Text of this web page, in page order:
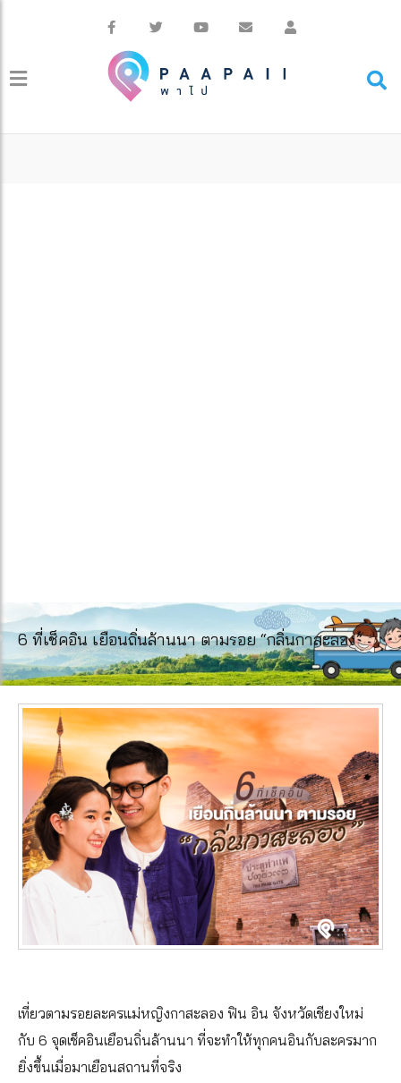
6 ที่เช็คอิน เยือนถิ่นล้านนา ตามรอย “กลิ่นกาสะลอง”
เที่ยวตามรอยละครแม่หญิงกาสะลอง ฟิน อิน จังหวัดเชียงใหม่
กับ 6 จุดเช็คอินเยือนถิ่นล้านนา ที่จะทำให้ทุกคนอินกับละครมาก
ยิ่งขึ้นเมื่อมาเยือนสถานที่จริง